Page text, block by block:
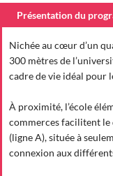
Présentation du
Nichée au cœur d’un
300 mètres de
cadre de vie idéal pour
À proximité, l’école
commerces facilitent
(ligne A), située à
connexion aux